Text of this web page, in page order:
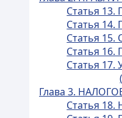
Статья 13.
Статья 14.
Статья 15.
Статья 16.
Статья
Глава 3.
Статья 18.